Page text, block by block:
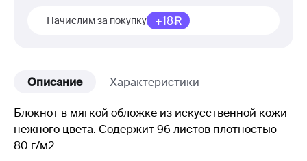
Начислим за покупку +18
Описание Характеристики
Блокнот в мягкой обложке из искусственной кожи
нежного цвета. Содержит 96 листов плотностью
80 г/м2.